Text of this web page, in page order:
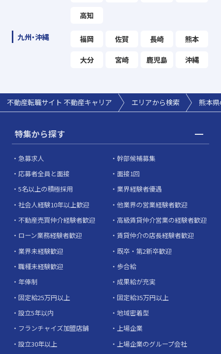
高知
九州・沖縄 福岡 佐賀 長崎 熊本
大分 宮崎 鹿児島 沖縄
不動産転職サイト 不動産キャリア エリアから検索 熊本
特集から探す
急募求人
幹部候補募集
応募者全員と面接
面接1回
5名以上の積極採用
業界経験者優遇
社会人経験10年以上歓迎
他業界の営業経験者歓迎
不動産売買仲介経験者歓迎
高級賃貸仲介営業の経験者歓迎
ローン業務経験者歓迎
賃貸仲介の店長経験者歓迎
業界未経験歓迎
既卒・第2新卒歓迎
職種未経験歓迎
歩合給
年俸制
成果給が充実
固定給25万円以上
固定給35万円以上
設立5年以内
地域密着型
フランチャイズ加盟店舗
上場企業
設立30年以上
上場企業のグループ会社